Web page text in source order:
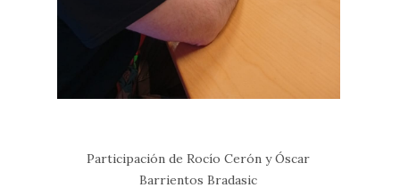
Participación de Rocío Cerón y Óscar
Barrientos Bradasic